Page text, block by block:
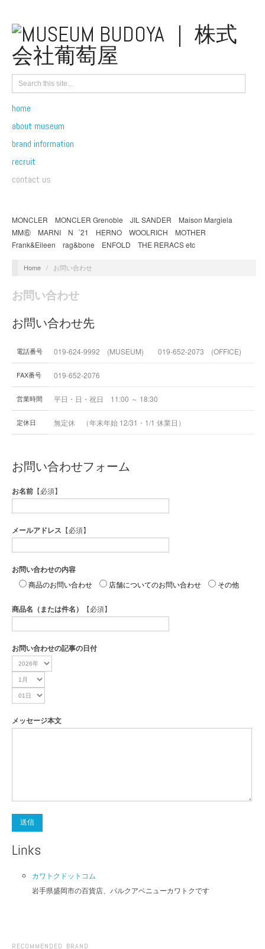
home
about museum
brand information
recruit
contact us
MONCLER MONCLER Grenoble JIL SANDER Maison Margiela
MM⑥ MARNI N゜21 HERNO WOOLRICH MOTHER
Frank&Eileen rag&bone ENFOLD THE RERACS etc
Home / お問い合わせ
お問い合わせ
お問い合わせ先
電話番号 019-624-9992 (MUSEUM) 019-652-2073 (OFFICE)
FAX番号 019-652-2076
営業時間 平日・日・祝日 11:00 ～ 18:30
定休日 無定休 （年末年始 12/31・1/1 休業日）
お問い合わせフォーム
お名前 【必須】
メールアドレス 【必須】
お問い合わせの内容
商品のお問い合わせ 店舗についてのお問い合わせ その他
商品名（または件名） 【必須】
お問い合わせの記事の日付
メッセージ本文
Links
カワトクドットコム
岩手県盛岡市の百貨店、パルクアベニューカワトクです
RECOMMENDED BRAND